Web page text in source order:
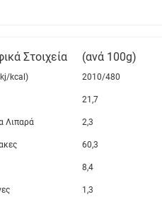
Στοιχεία (ανά 100g)
kcal) 2010/480
21,7
Λιπαρά 2,3
60,3
8,4
1,3